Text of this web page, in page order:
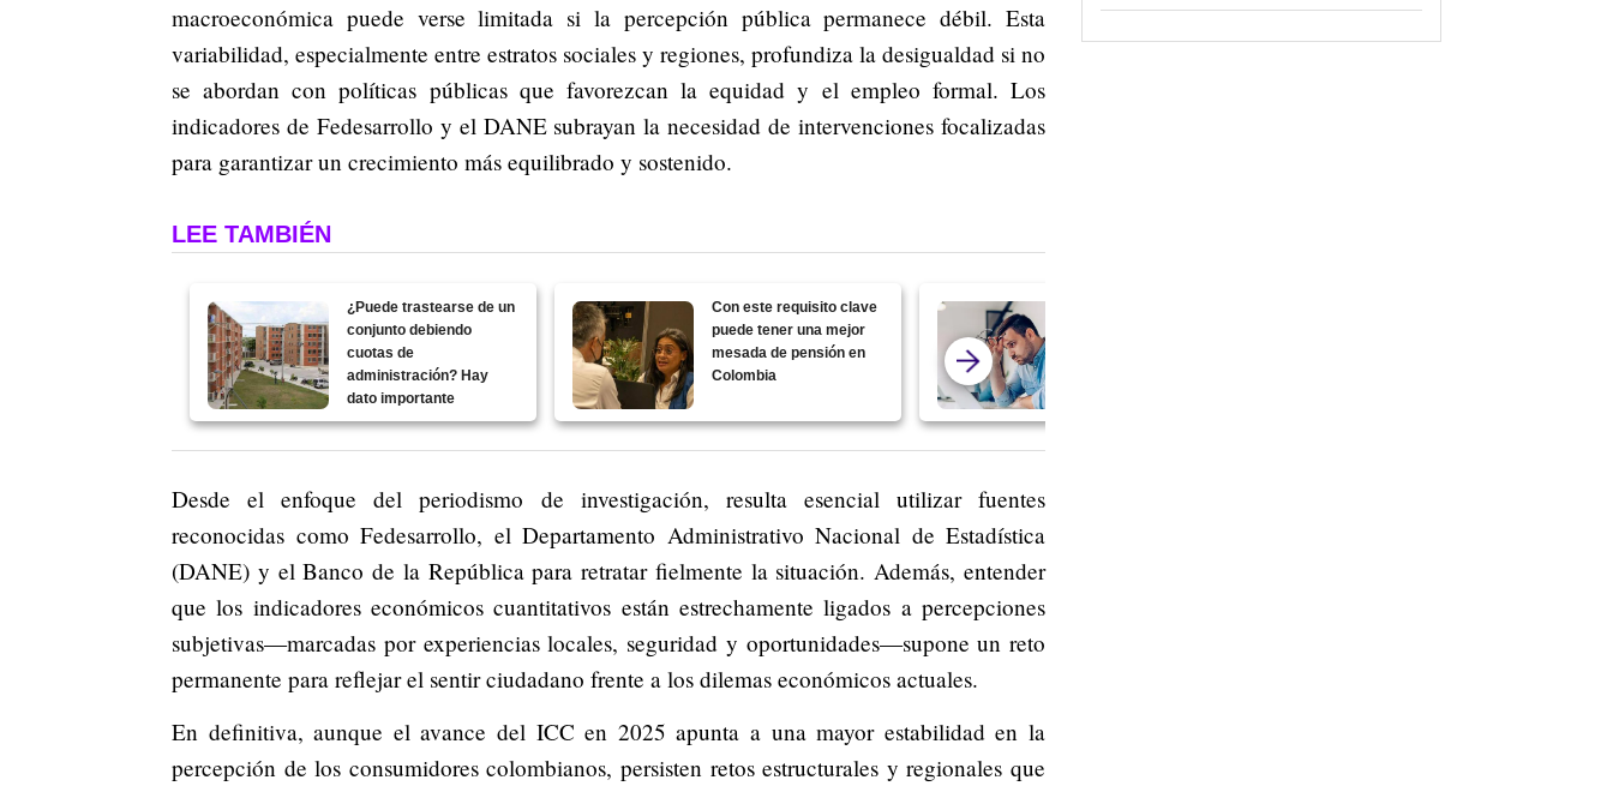
macroeconómica puede verse limitada si la percepción pública permanece débil. Esta
variabilidad, especialmente entre estratos sociales y regiones, profundiza la desigualdad si no
se abordan con políticas públicas que favorezcan la equidad y el empleo formal. Los
indicadores de Fedesarrollo y el DANE subrayan la necesidad de intervenciones focalizadas
para garantizar un crecimiento más equilibrado y sostenido.
LEE TAMBIÉN
¿Puede trastearse de un
conjunto debiendo
cuotas de
administración? Hay
dato importante
Con este requisito clave
puede tener una mejor
mesada de pensión en
Colombia
Desde el enfoque del periodismo de investigación, resulta esencial utilizar fuentes
reconocidas como Fedesarrollo, el Departamento Administrativo Nacional de Estadística
(DANE) y el Banco de la República para retratar fielmente la situación. Además, entender
que los indicadores económicos cuantitativos están estrechamente ligados a percepciones
subjetivas—marcadas por experiencias locales, seguridad y oportunidades—supone un reto
permanente para reflejar el sentir ciudadano frente a los dilemas económicos actuales.
En definitiva, aunque el avance del ICC en 2025 apunta a una mayor estabilidad en la
percepción de los consumidores colombianos, persisten retos estructurales y regionales que